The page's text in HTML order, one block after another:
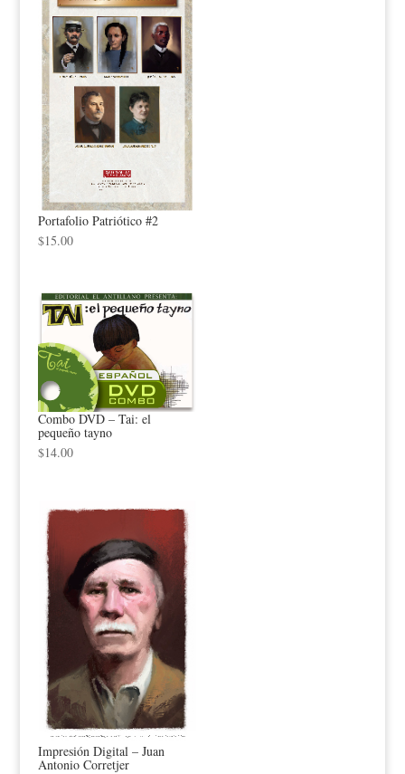
Portafolio Patriótico #2
$15.00
Combo DVD – Tai: el
pequeño tayno
$14.00
Impresión Digital – Juan
Antonio Corretjer